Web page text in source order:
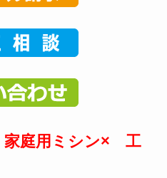
家庭用ミシン× 工